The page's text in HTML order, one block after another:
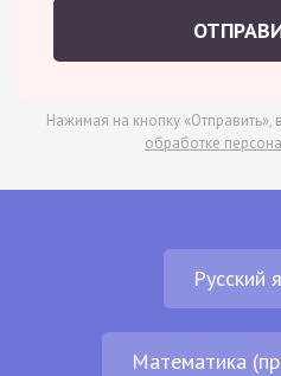
Нажимая на кнопку «Отправить»,
обработке
Русский
Математика